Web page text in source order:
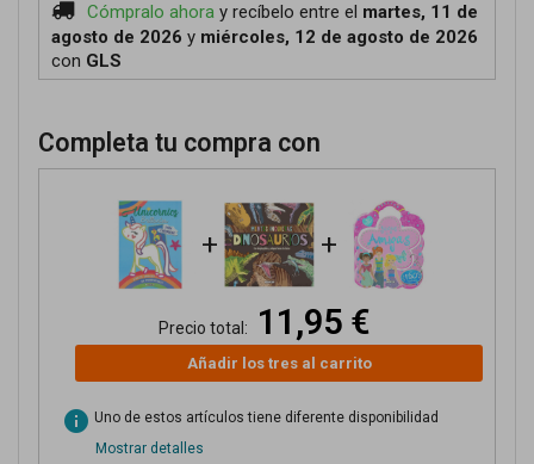
Cómpralo ahora y recíbelo entre el martes, 11 de
agosto de 2026 y miércoles, 12 de agosto de 2026
con GLS
Completa tu compra con
+ +
Precio total: 11,95 €
Añadir los tres al carrito
info Uno de estos artículos tiene diferente disponibilidad
Mostrar detalles